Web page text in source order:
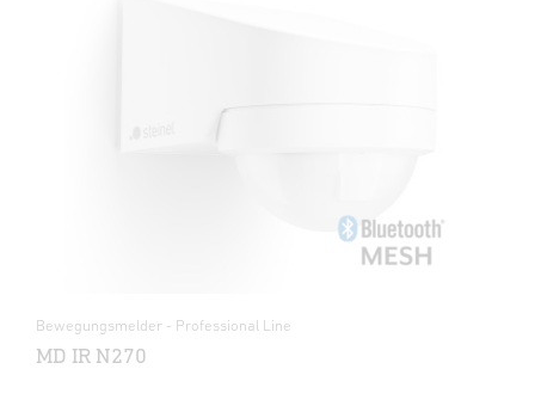
Bewegungsmelder - Professional Line
MD IR N270